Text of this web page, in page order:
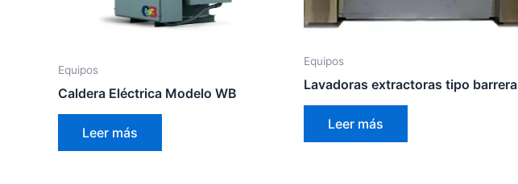
Equipos
Caldera Eléctrica Modelo WB
Leer más
Equipos
Lavadoras extractoras tipo barrera
Leer más